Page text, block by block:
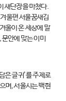
새단장을 마쳤다.
울편 서울꿈새김
울이 온 세상에 말
안에 맞는 이미
은 글귀’를 주제로
며, 서울시는 백현